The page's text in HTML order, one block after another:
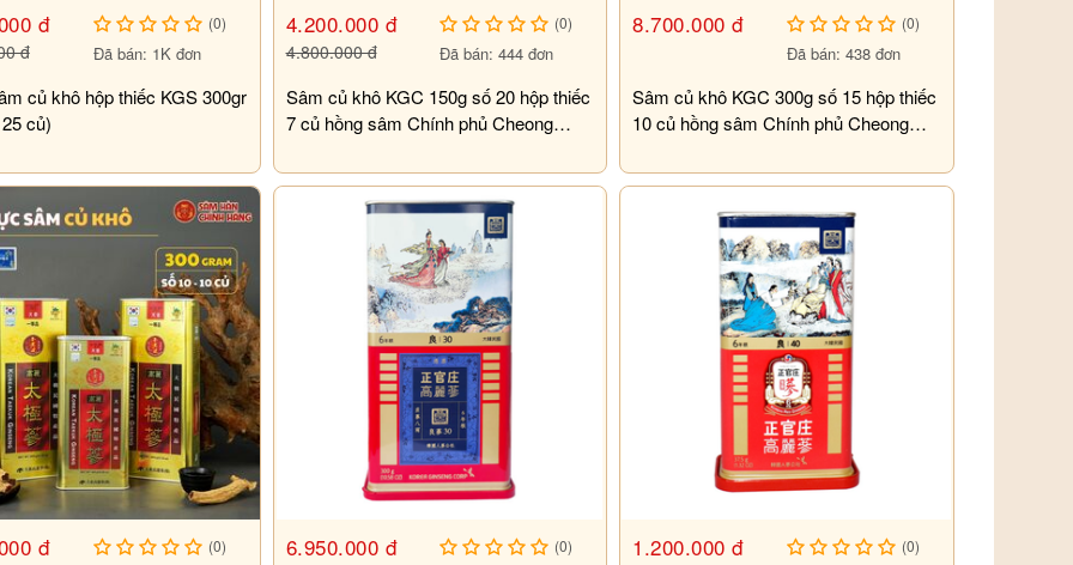
độ ẩm cao.
đ
đ
(0)
Đã bán: 1K đơn
củ khô hộp thiếc KGS 300gr
củ)
4.200.000 đ
4.800.000 đ
(0)
Đã bán: 444 đơn
Sâm củ khô KGC 150g số 20 hộp thiếc
7 củ hồng sâm Chính phủ Cheong
8.700.000 đ (0)
Đã bán: 438 đơn
Sâm củ khô KGC 300g số 15 hộp thiếc
10 củ hồng sâm Chính phủ Cheong
đ (0) 6.950.000 đ (0) 1.200.000 đ (0)